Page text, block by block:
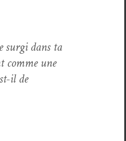
sur­gi dans ta
comme une
il de